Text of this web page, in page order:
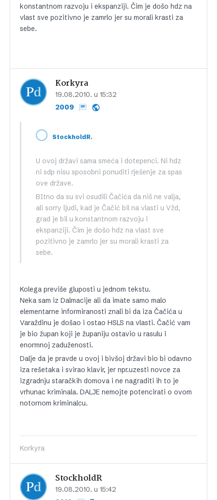
konstantnom razvoju i ekspanziji. Čim je došo hdz na
vlast sve pozitivno je zamrlo jer su morali krasti za
sebe.
Korkyra
19.08.2010. u 15:32
2009
StockholdR,
U ovoj državi sama smeća i dotepenci. Ni hdz
ni sdp nisu sposobni ponuditi rješenje za spas
ove države.
BItno da su svi osudili Čačića da niš ne valja,
ali sorry ljudi, kad je Čačić bil na vlasti u Vžd,
grad je bil u konstantnom razvoju i
ekspanziji. Čim je došo hdz na vlast sve
pozitivno je zamrlo jer su morali krasti za
sebe.
Kolega previše gluposti u jednom tekstu.
Neka sam iz Dalmacije ali da imate samo malo
elementarne informiranosti znali bi da iza Čačića u
Varaždinu je došao i ostao HSLS na vlasti. Čačić vam
je bio župan koji je županiju ostavio u rasulu i
enormnoj zaduženosti.
Dalje da je pravde u ovoj i bivšoj državi bio bi odavno
iza rešetaka i svirao klavir, jer npr.uzesti novce za
izgradnju staračkih domova i ne nagraditi ih to je
vrhunac kriminala. DALJE nemojte potencirati o ovom
notornom kriminalcu.
Korkyra
StockholdR
19.08.2010. u 15:42